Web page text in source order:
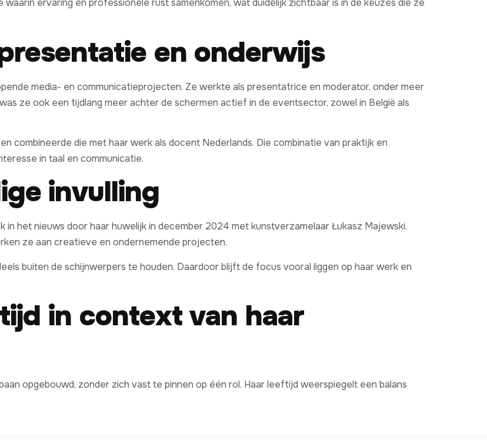
ervaring en professionele rust samenkomen, wat duidelijk zichtbaar is in de keuzes die ze
en onderwijs
media- en communicatieprojecten. Ze werkte als presentatrice en moderator, onder meer
ze ook een tijdlang meer achter de schermen actief in de eventsector, zowel in België als
combineerde die met haar werk als docent Nederlands. Die combinatie van praktijk en
in taal en communicatie.
invulling
het nieuws door haar huwelijk in december 2024 met kunstverzamelaar Łukasz Majewski.
ze aan creatieve en ondernemende projecten.
buiten de schijnwerpers te houden. Daardoor blijft de focus vooral liggen op haar werk en
in context van haar
opgebouwd, zonder zich vast te pinnen op één rol. Haar leeftijd weerspiegelt een balans